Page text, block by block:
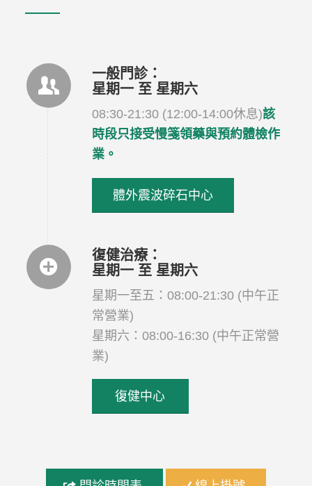
一般門診：
星期一 至 星期六
08:30-21:30 (12:00-14:00休息)該
時段只接受慢箋領藥與預約體檢作
業。
體外震波碎石中心
復健治療：
星期一 至 星期六
星期一至五：08:00-21:30 (中午正
常營業)
星期六：08:00-16:30 (中午正常營
業)
復健中心